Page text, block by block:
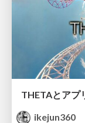
ikejun360